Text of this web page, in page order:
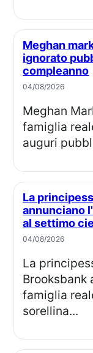
Meghan markle, perché la famiglia reale ha
ignorato
compleanno
04/08/2026
Meghan Markle compie 45 anni, ma dalla
famiglia
auguri
La principessa Eugenie e Jack Brooksbank
annunciano
al settimo
04/08/2026
La principessa Eugenia e Jack
Brooksbank
famiglia
sorellina...